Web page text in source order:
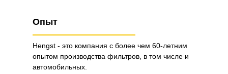
Опыт
Hengst - это компания с более чем 60-летним
опытом производства фильтров, в том числе и
автомобильных.